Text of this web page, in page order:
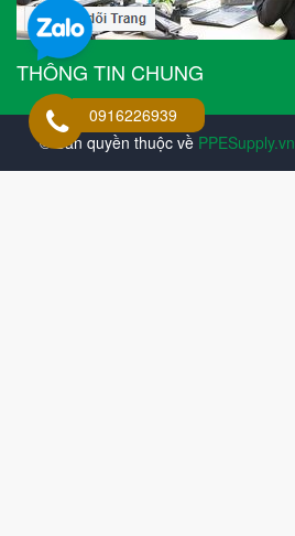
THÔNG TIN CHUNG
© Bản quyền thuộc về PPESupply.vn
0916226939